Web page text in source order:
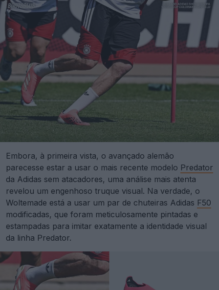
Embora, à primeira vista, o avançado alemão
parecesse estar a usar o mais recente modelo Predator
da Adidas sem atacadores, uma análise mais atenta
revelou um engenhoso truque visual. Na verdade, o
Woltemade está a usar um par de chuteiras Adidas F50
modificadas, que foram meticulosamente pintadas e
estampadas para imitar exatamente a identidade visual
da linha Predator.